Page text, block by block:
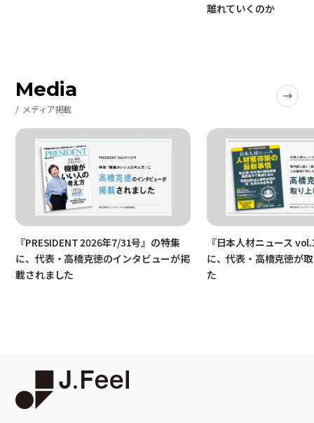
離れていくのか
Media
メディア掲載
『PRESIDENT 2026年7/31号』の特集
に、代表・高橋克徳のインタビューが掲
載されました
『日本人材ニュース
に、代表・高橋克徳が
た